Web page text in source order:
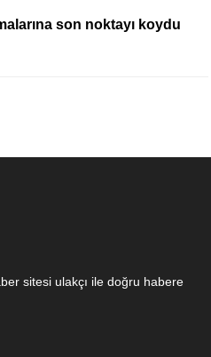
son noktayı koydu
sitesi ulakçı ile doğru habere